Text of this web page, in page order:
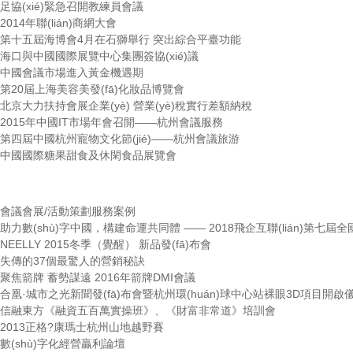
足協(xié)緊急召開教練員會議
2014年聯(lián)商網大會
第十五屆海博會4月在石獅舉行 突出綜合平臺功能
海口與中國國際展覽中心集團簽協(xié)議
中國會議市場進入黃金機遇期
第20屆上海美容美發(fā)化妝品博覽會
北京大力扶持會展企業(yè) 營業(yè)稅實行差額納稅
2015年中國IT市場年會召開——杭州會議服務
第四屆中國杭州寵物文化節(jié)——杭州會議旅游
中國國際糖果甜食及休閑食品展覽會
會議會展/活動策劃服務案例
助力數(shù)字中國，構建命運共同體 —— 2018飛企互聯(lián)第七屆
NEELLY 2015冬季（覺醒） 新品發(fā)布會
失傳的37個最驚人的營銷秘訣
聚焦箭牌 蓄勢謀遠 2016年箭牌DMI會議
合凰·城市之光新聞發(fā)布會暨杭州環(huán)球中心站裸眼3D項目開啟
信融東方《融資五百萬實操班》、《財富非常道》培訓會
2013正格?康瑪士杭州山地越野賽
數(shù)字化經營贏利論壇